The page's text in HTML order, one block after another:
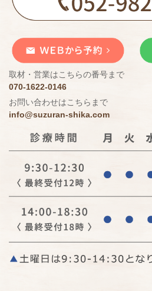
取材・営業はこちらの番号まで
070-1622-0146
お問い合わせはこちらまで
info@suzuran-shika.com